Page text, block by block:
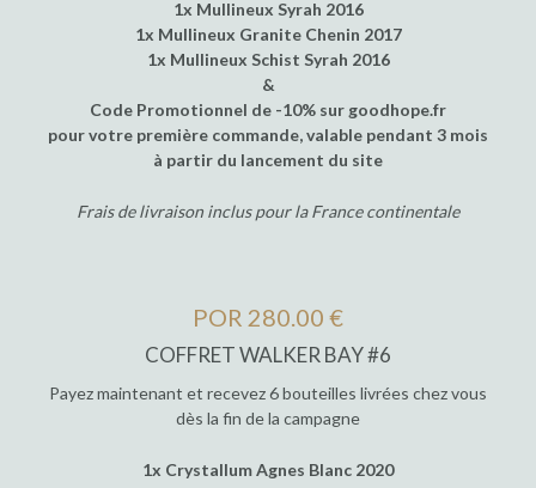
1x Mullineux Syrah 2016
1x Mullineux Granite Chenin 2017
1x Mullineux Schist Syrah 2016
&
Code Promotionnel de -10% sur goodhope.fr
pour votre première commande, valable pendant 3 mois
à partir du lancement du site
Frais de livraison inclus pour la France continentale
POR 280.00 €
COFFRET WALKER BAY #6
Payez maintenant et recevez 6 bouteilles livrées chez vous
dès la fin de la campagne
1x Crystallum Agnes Blanc 2020